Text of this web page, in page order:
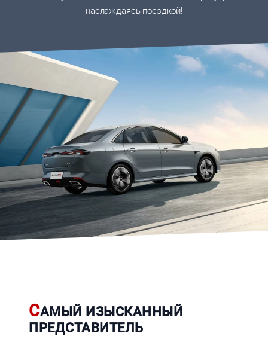
наслаждаясь поездкой!
САМЫЙ ИЗЫСКАННЫЙ
ПРЕДСТАВИТЕЛЬ